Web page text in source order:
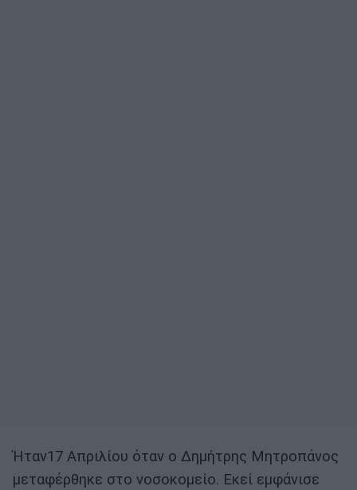
Ήταν17 Απριλίου όταν ο Δημήτρης Μητροπάνος
μεταφέρθηκε στο νοσοκομείο. Εκεί εμφάνισε